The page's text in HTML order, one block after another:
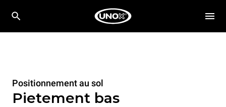
Positionnement au sol
Pietement bas